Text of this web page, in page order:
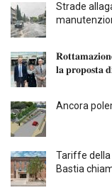
Strade
𝐥𝐚 𝐩𝐫𝐨𝐩𝐨𝐬𝐭𝐚
Ancora
Tariffe della
Bastia